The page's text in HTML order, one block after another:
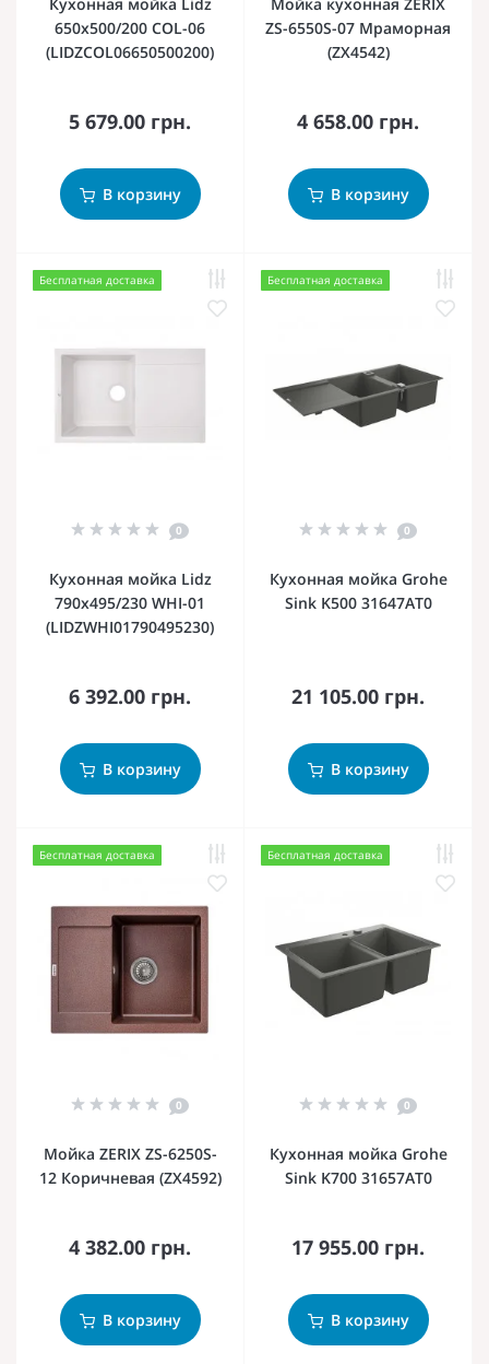
650x500/200 COL-06
(LIDZCOL06650500200)
5 679.00 грн.
В корзину
ZS-6550S-07 Мраморная
(ZX4542)
4 658.00 грн.
В корзину
Бесплатная доставка
0
Кухонная мойка Lidz
790x495/230 WHI-01
(LIDZWHI01790495230)
6 392.00 грн.
В корзину
Бесплатная доставка
0
Кухонная мойка Grohe
Sink K500 31647AT0
21 105.00 грн.
В корзину
Бесплатная доставка
0
Мойка ZERIX ZS-6250S-
12 Коричневая (ZX4592)
4 382.00 грн.
В корзину
Бесплатная доставка
0
Кухонная мойка Grohe
Sink K700 31657AT0
17 955.00 грн.
В корзину